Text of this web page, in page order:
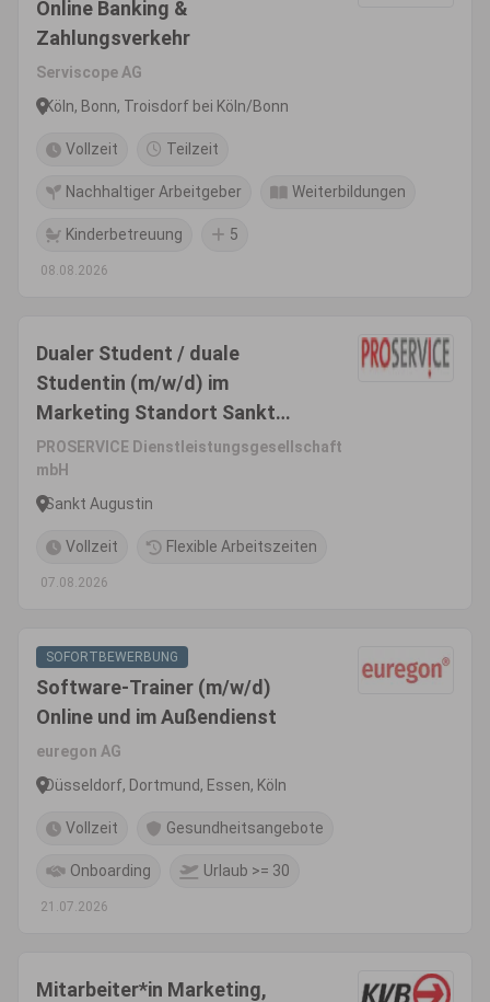
Online Banking &
Zahlungsverkehr
Serviscope AG
Köln, Bonn, Troisdorf bei Köln/Bonn
Vollzeit Teilzeit
Nachhaltiger Arbeitgeber Weiterbildungen
Kinderbetreuung 5
08.08.2026
Dualer Student / duale
Studentin (m/w/d) im
Marketing Standort Sankt
Augustin bei Bonn
PROSERVICE Dienstleistungsgesellschaft
mbH
Sankt Augustin
Vollzeit Flexible Arbeitszeiten
07.08.2026
SOFORTBEWERBUNG
Software-Trainer (m/w/d)
Online und im Außendienst
euregon AG
Düsseldorf, Dortmund, Essen, Köln
Vollzeit Gesundheitsangebote
Onboarding Urlaub >= 30
21.07.2026
Mitarbeiter*in Marketing,